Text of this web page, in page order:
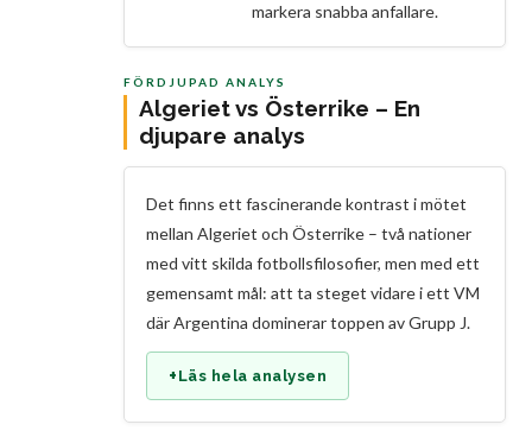
markera snabba anfallare.
FÖRDJUPAD ANALYS
Algeriet vs Österrike – En
djupare analys
Det finns ett fascinerande kontrast i mötet
mellan Algeriet och Österrike – två nationer
med vitt skilda fotbollsfilosofier, men med ett
gemensamt mål: att ta steget vidare i ett VM
där Argentina dominerar toppen av Grupp J.
+ Läs hela analysen